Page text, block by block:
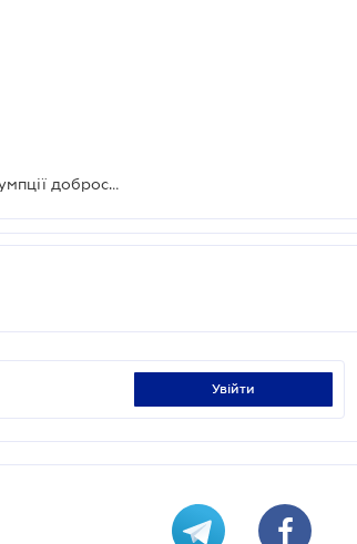
У податкових спорах суд повинен виходити з презумпції добросовісності платника: ВС
увійти